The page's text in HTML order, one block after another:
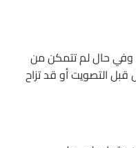
وفي حال لم تتمكن من
قبل التصويت أو قد تزاح